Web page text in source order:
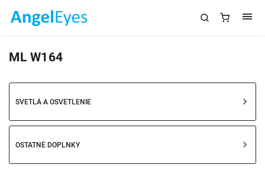
ML W164
SVETLÁ A OSVETLENIE
OSTATNÉ DOPLNKY